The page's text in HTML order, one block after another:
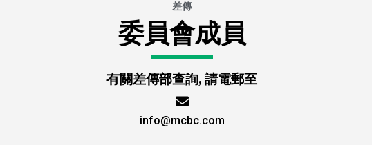
差傳
委員會成員
有關差傳部查詢, 請電郵至
info@mcbc.com